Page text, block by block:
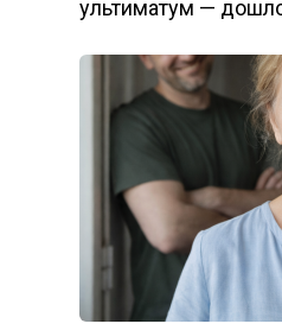
ультиматум —